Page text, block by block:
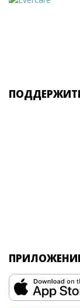
ПОДДЕРЖИТЕ